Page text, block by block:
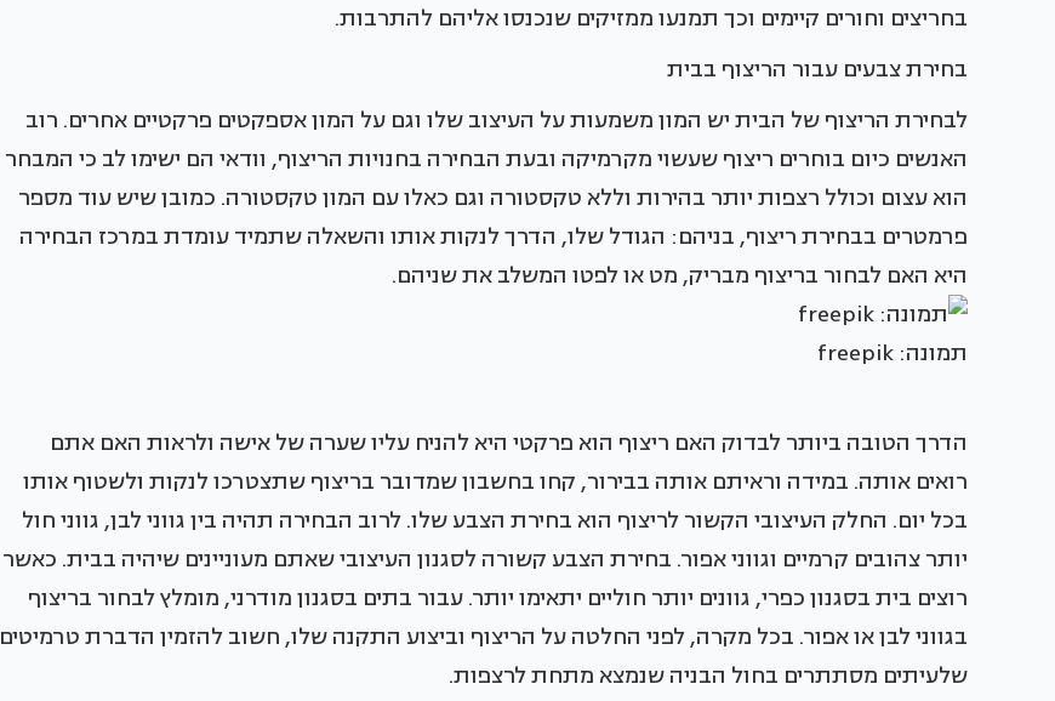
בחריצים וחורים קיימים וכך תמנעו ממזיקים שנכנסו אליהם להתרבות.
בחירת צבעים עבור הריצוף בבית
לבחירת הריצוף של הבית יש המון משמעות על העיצוב שלו וגם על המון אספקטים פרקטיים אחרים. רוב
האנשים כיום בוחרים ריצוף שעשוי מקרמיקה ובעת הבחירה בחנויות הריצוף, וודאי הם ישימו לב כי המבחר
הוא עצום וכולל רצפות יותר בהירות וללא טקסטורה וגם כאלו עם המון טקסטורה. כמובן שיש עוד מספר
פרמטרים בבחירת ריצוף, בניהם: הגודל שלו, הדרך לנקות אותו והשאלה שתמיד עומדת במרכז הבחירה
היא האם לבחור בריצוף מבריק, מט או לפטו המשלב את שניהם.
תמונה: freepik
הדרך הטובה ביותר לבדוק האם ריצוף הוא פרקטי היא להניח עליו שערה של אישה ולראות האם אתם
רואים אותה. במידה וראיתם אותה בבירור, קחו בחשבון שמדובר בריצוף שתצטרכו לנקות ולשטוף אותו
בכל יום. החלק העיצובי הקשור לריצוף הוא בחירת הצבע שלו. לרוב הבחירה תהיה בין גווני לבן, גווני חול
יותר צהובים קרמיים וגווני אפור. בחירת הצבע קשורה לסגנון העיצובי שאתם מעוניינים שיהיה בבית. כאשר
רוצים בית בסגנון כפרי, גוונים יותר חוליים יתאימו יותר. עבור בתים בסגנון מודרני, מומלץ לבחור בריצוף
בגווני לבן או אפור. בכל מקרה, לפני החלטה על הריצוף וביצוע התקנה שלו, חשוב להזמין הדברת טרמיטים
שלעיתים מסתתרים בחול הבניה שנמצא מתחת לרצפות.